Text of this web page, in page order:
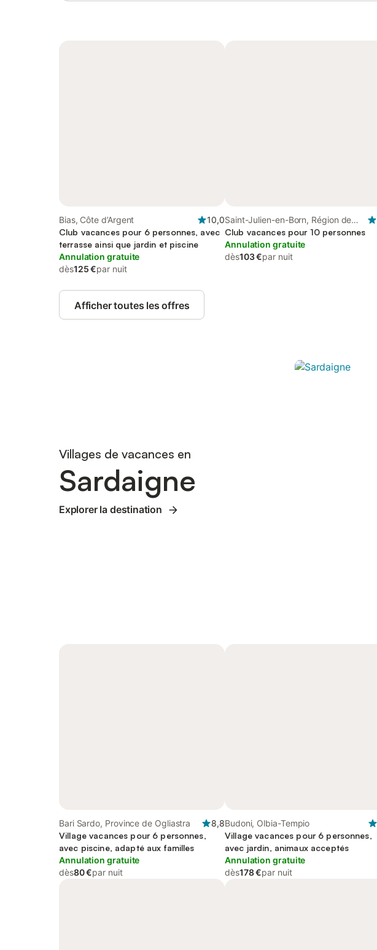
Bias, Côte d’Argent
10,0
Club vacances pour 6 personnes, avec
terrasse ainsi que jardin et piscine
Annulation gratuite
dès125 €par nuit
Saint-Julien-en-Born, Région de
Dax
Club vacances pour 10 personnes
Annulation gratuite
dès103 €par nuit
Afficher toutes les offres
Villages de vacances en
Sardaigne
Explorer la destination
Bari Sardo, Province de Ogliastra
8,8
Village vacances pour 6 personnes,
avec piscine, adapté aux familles
Annulation gratuite
dès80 €par nuit
Budoni, Olbia-Tempio
Village vacances pour 6 personnes,
avec jardin, animaux acceptés
Annulation gratuite
dès178 €par nuit